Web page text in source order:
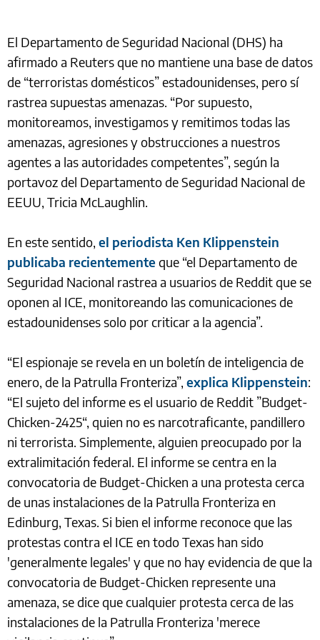
El Departamento de Seguridad Nacional (DHS) ha
afirmado a Reuters que no mantiene una base de datos
de “terroristas domésticos” estadounidenses, pero sí
rastrea supuestas amenazas. “Por supuesto,
monitoreamos, investigamos y remitimos todas las
amenazas, agresiones y obstrucciones a nuestros
agentes a las autoridades competentes”, según la
portavoz del Departamento de Seguridad Nacional de
EEUU, Tricia McLaughlin.
En este sentido, el periodista Ken Klippenstein
publicaba recientementeque “el Departamento de
Seguridad Nacional rastrea a usuarios de Reddit que se
oponen al ICE, monitoreando las comunicaciones de
estadounidenses solo por criticar a la agencia”.
“El espionaje se revela en un boletín de inteligencia de
enero, de la Patrulla Fronteriza”, explica Klippenstein:
“El sujeto del informe es el usuario de Reddit ”Budget-
Chicken-2425“, quien no es narcotraficante, pandillero
ni terrorista. Simplemente, alguien preocupado por la
extralimitación federal. El informe se centra en la
convocatoria de Budget-Chicken a una protesta cerca
de unas instalaciones de la Patrulla Fronteriza en
Edinburg, Texas. Si bien el informe reconoce que las
protestas contra el ICE en todo Texas han sido
'generalmente legales' y que no hay evidencia de que la
convocatoria de Budget-Chicken represente una
amenaza, se dice que cualquier protesta cerca de las
instalaciones de la Patrulla Fronteriza 'merece